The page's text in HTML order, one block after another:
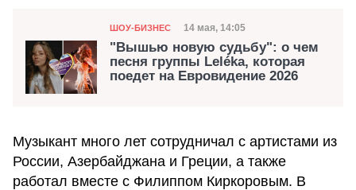
Категория
ШОУ-БИЗНЕС Дата публикации
14 мая, 14:05
"Вышью новую судьбу": о чем
песня группы Leléka, которая
поедет на Евровидение 2026
Музыкант много лет сотрудничал с артистами из
России, Азербайджана и Греции, а также
работал вместе с Филиппом Киркоровым. В